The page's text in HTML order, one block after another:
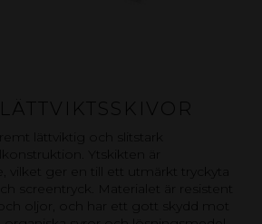
lättviktig och slitstark
Ytskikten är
vilket ger en till ett utmärkt tryckyta
screentryck. Materialet är resistent
oljor, och har ett gott skydd mot